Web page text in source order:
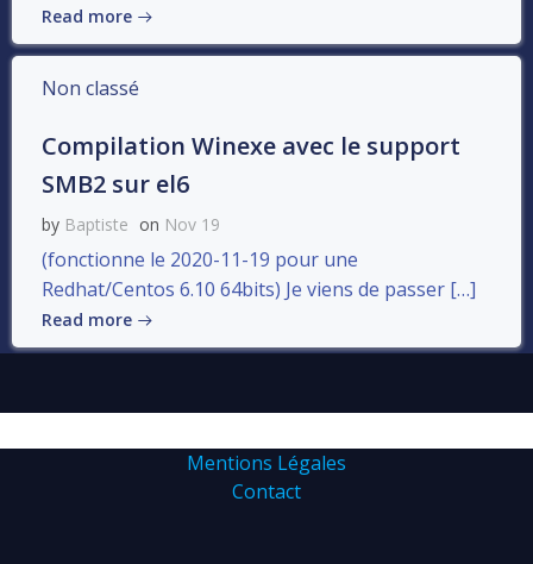
Read more
Non classé
Compilation Winexe avec le support
SMB2 sur el6
by Baptiste on Nov 19
(fonctionne le 2020-11-19 pour une
Redhat/Centos 6.10 64bits) Je viens de passer […]
Read more
Mentions Légales
Contact